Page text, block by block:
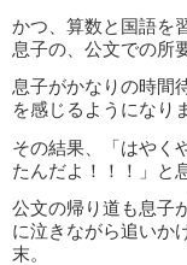
かつ、算数と国語を
息子の、公文での所
息子がかなりの時間
を感じるようになり
その結果、「はやく
たんだよ！！！」と
公文の帰り道も息子
に泣きながら追いか
末。